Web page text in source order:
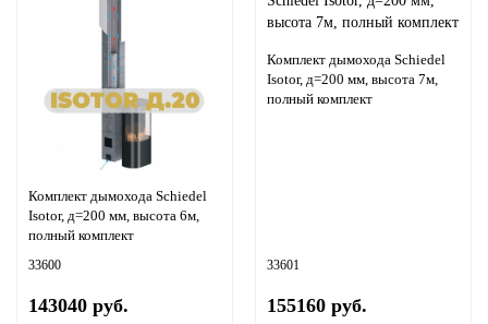
Комплект дымохода Schiedel
Isotor, д=200 мм, высота 6м,
полный комплект
33600
143040 руб.
Комплект дымохода Schiedel
Isotor, д=200 мм, высота 7м,
полный комплект
33601
155160 руб.